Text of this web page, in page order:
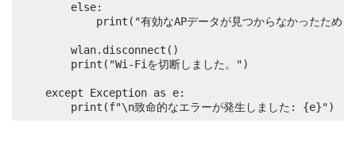
        else:
print("有効なAPデータが見つからなかったため
        wlan.disconnect()
        print("Wi-Fiを切断しました。")
    except Exception as e:
        print(f"\n致命的なエラーが発生しました: {e}")